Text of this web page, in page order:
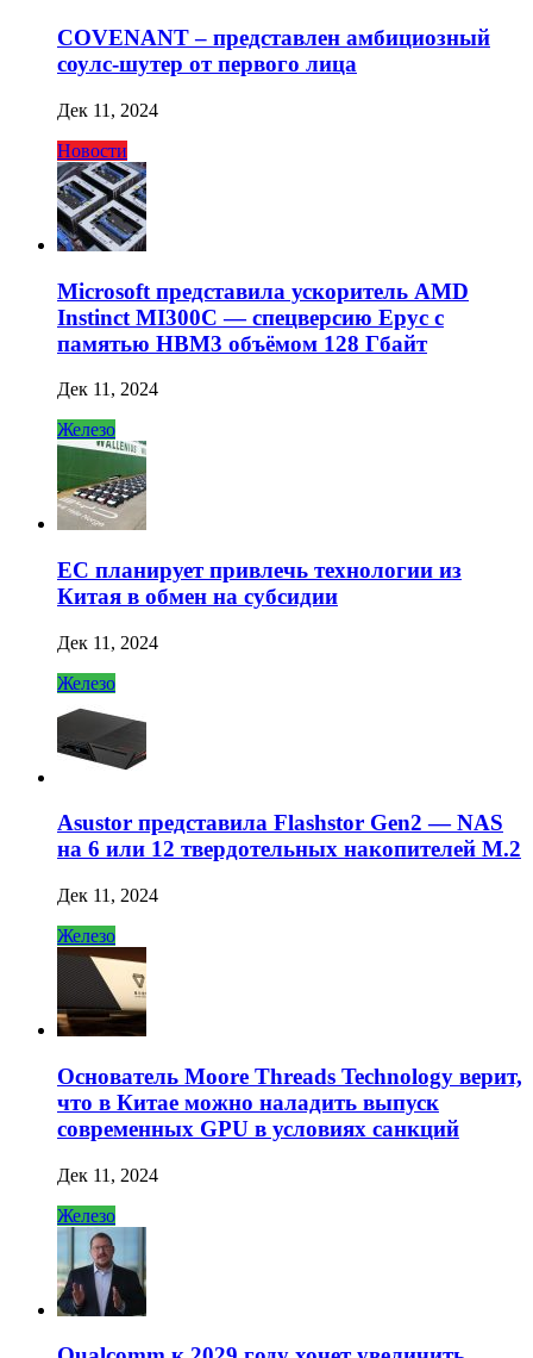
COVENANT – представлен амбициозный
соулс-шутер от первого лица
Дек 11, 2024
Новости
Microsoft представила ускоритель AMD
Instinct MI300C — спецверсию Epyc с
памятью HBM3 объёмом 128 Гбайт
Дек 11, 2024
Железо
ЕС планирует привлечь технологии из
Китая в обмен на субсидии
Дек 11, 2024
Железо
Asustor представила Flashstor Gen2 — NAS
на 6 или 12 твердотельных накопителей M.2
Дек 11, 2024
Железо
Основатель Moore Threads Technology верит,
что в Китае можно наладить выпуск
современных GPU в условиях санкций
Дек 11, 2024
Железо